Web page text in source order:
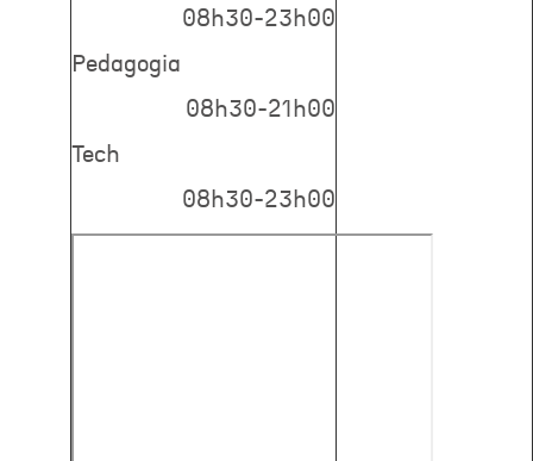
08h30-23h00
Pedagogia
08h30-21h00
Tech
08h30-23h00